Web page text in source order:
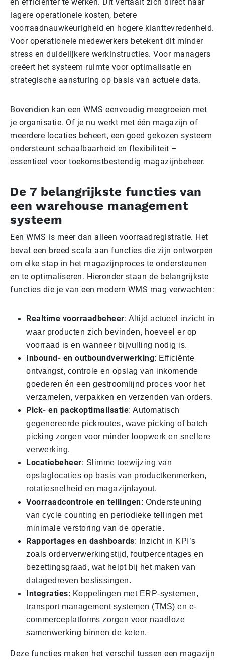
lagere operationele kosten, betere
voorraadnauwkeurigheid en hogere klanttevredenheid.
Voor operationele medewerkers betekent dit minder
stress en duidelijkere werkinstructies. Voor managers
creëert het systeem ruimte voor optimalisatie en
strategische aansturing op basis van actuele data.
Bovendien kan een WMS eenvoudig meegroeien met
je organisatie. Of je nu werkt met één magazijn of
meerdere locaties beheert, een goed gekozen systeem
ondersteunt schaalbaarheid en flexibiliteit –
essentieel voor toekomstbestendig magazijnbeheer.
De 7 belangrijkste functies van
een warehouse management
systeem
Een WMS is meer dan alleen voorraadregistratie. Het
bevat een breed scala aan functies die zijn ontworpen
om elke stap in het magazijnproces te ondersteunen
en te optimaliseren. Hieronder staan de belangrijkste
functies die je van een modern WMS mag verwachten:
Realtime voorraadbeheer: Altijd actueel inzicht in
waar producten zich bevinden, hoeveel er op
voorraad is en wanneer bijvulling nodig is.
Inbound- en outboundverwerking: Efficiënte
ontvangst, controle en opslag van inkomende
goederen én een gestroomlijnd proces voor het
verzamelen, verpakken en verzenden van orders.
Pick- en packoptimalisatie: Automatisch
gegenereerde pickroutes, wave picking of batch
picking zorgen voor minder loopwerk en snellere
verwerking.
Locatiebeheer: Slimme toewijzing van
opslaglocaties op basis van productkenmerken,
rotatiesnelheid en magazijnlayout.
Voorraadcontrole en tellingen: Ondersteuning
van cycle counting en periodieke tellingen met
minimale verstoring van de operatie.
Rapportages en dashboards: Inzicht in KPI’s
zoals orderverwerkingstijd, foutpercentages en
bezettingsgraad, wat helpt bij het maken van
datagedreven beslissingen.
Integraties: Koppelingen met ERP-systemen,
transport management systemen (TMS) en e-
commerceplatforms zorgen voor naadloze
samenwerking binnen de keten.
Deze functies maken het verschil tussen een magazijn